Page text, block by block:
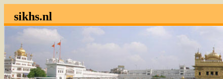
sikhs.nl